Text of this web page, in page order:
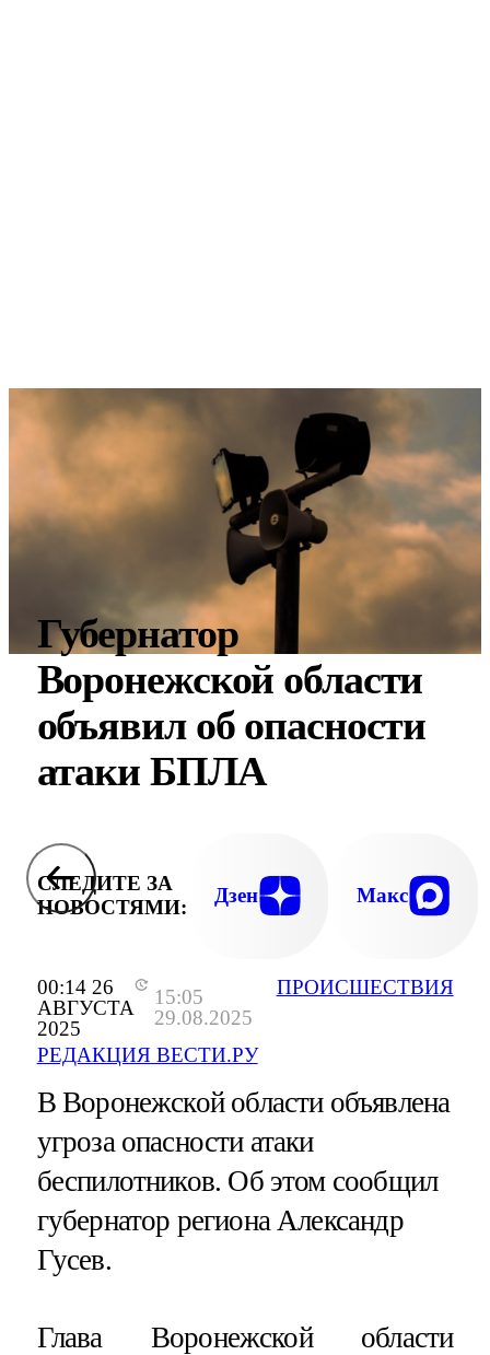
00:14 26
АВГУСТА
2025
15:05
29.08.2025
РЕДАКЦИЯ ВЕСТИ.РУ
ПРОИСШЕСТВИЯ
Губернатор
Воронежской области
объявил об опасности
атаки БПЛА
СЛЕДИТЕ ЗА
НОВОСТЯМИ:
Дзен Макс
В Воронежской области объявлена
угроза опасности атаки
беспилотников. Об этом сообщил
губернатор региона Александр
Гусев.
Глава Воронежской области